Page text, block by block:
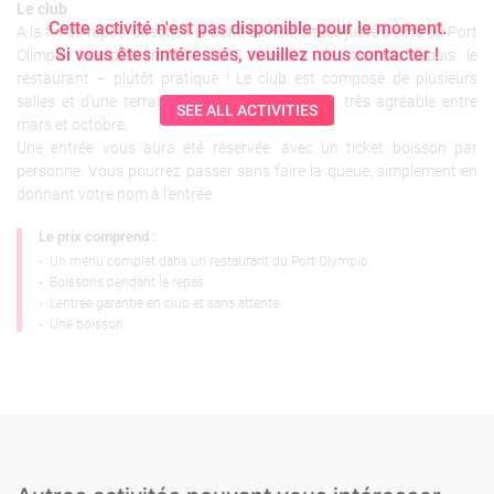
Cette activité n'est pas disponible pour le moment.
Si vous êtes intéressés, veuillez nous contacter !
SEE ALL ACTIVITIES
Le prix comprend :
- Un menu complet dans un restaurant du Port Olympic
- Boissons pendant le repas
- L'entrée garantie en club et sans attente
- Une boisson
Le club
A la fin du repas, direction la boite de nuit, située juste à côté du Port
Olimpic; comptez moins de 5 minutes de marche depuis le
restaurant – plutôt pratique ! Le club est composé de plusieurs
salles et d’une terrasse donnant sur la plage, très agréable entre
mars et octobre.
Une entrée vous aura été réservée, avec un ticket boisson par
personne. Vous pourrez passer sans faire la queue, simplement en
donnant votre nom à l’entrée.